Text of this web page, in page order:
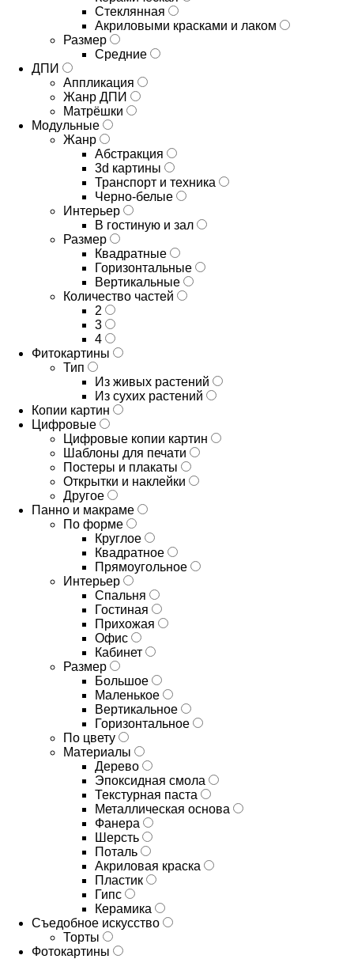
Стеклянная
Акриловыми красками и лаком
Размер
Средние
ДПИ
Аппликация
Жанр ДПИ
Матрёшки
Модульные
Жанр
Абстракция
3d картины
Транспорт и техника
Черно-белые
Интерьер
В гостиную и зал
Размер
Квадратные
Горизонтальные
Вертикальные
Количество частей
2
3
4
Фитокартины
Тип
Из живых растений
Из сухих растений
Копии картин
Цифровые
Цифровые копии картин
Шаблоны для печати
Постеры и плакаты
Открытки и наклейки
Другое
Панно и макраме
По форме
Круглое
Квадратное
Прямоугольное
Интерьер
Спальня
Гостиная
Прихожая
Офис
Кабинет
Размер
Большое
Маленькое
Вертикальное
Горизонтальное
По цвету
Материалы
Дерево
Эпоксидная смола
Текстурная паста
Металлическая основа
Фанера
Шерсть
Поталь
Акриловая краска
Пластик
Гипс
Керамика
Съедобное искусство
Торты
Фотокартины